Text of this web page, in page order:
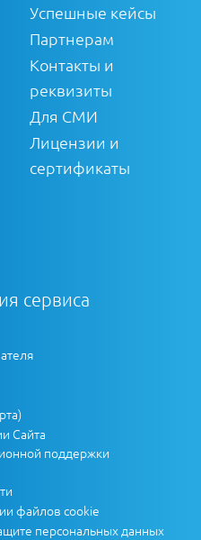
Успешные кейсы
Партнерам
Контакты и
реквизиты
Для СМИ
Лицензии и
сертификаты
сервиса
Сайта
поддержки
файлов cookie
персональных данных